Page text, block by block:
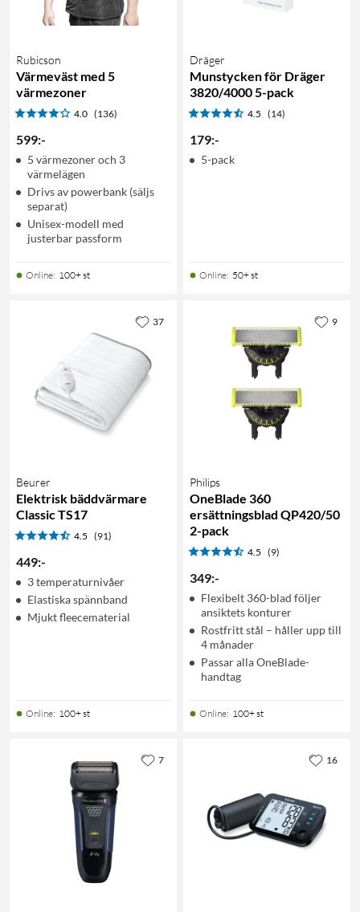
Rubicson
Värmeväst med 5
värmezoner
4.0 (136)
599:-
5 värmezoner och 3
värmelägen
Drivs av powerbank (säljs
separat)
Unisex-modell med
justerbar passform
Online: 100+ st
Dräger
Munstycken för Dräger
3820/4000 5-pack
4.5 (14)
179:-
5-pack
Online: 50+ st
Beurer
Elektrisk bäddvärmare
Classic TS17
4.5 (91)
449:-
3 temperaturnivåer
Elastiska spännband
Mjukt fleecematerial
Online: 100+ st
37
Philips
OneBlade 360
ersättningsblad QP420/50
2-pack
4.5 (9)
349:-
Flexibelt 360-blad följer
ansiktets konturer
Rostfritt stål – håller upp till
4 månader
Passar alla OneBlade-
handtag
Online: 100+ st
9
7 16